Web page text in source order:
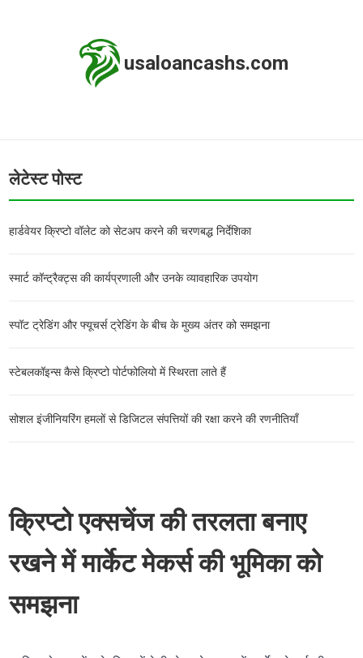
usaloancashs.com
लेटेस्ट पोस्ट
हार्डवेयर क्रिप्टो वॉलेट को सेटअप करने की चरणबद्ध निर्देशिका
स्मार्ट कॉन्ट्रैक्ट्स की कार्यप्रणाली और उनके व्यावहारिक उपयोग
स्पॉट ट्रेडिंग और फ्यूचर्स ट्रेडिंग के बीच के मुख्य अंतर को समझना
स्टेबलकॉइन्स कैसे क्रिप्टो पोर्टफोलियो में स्थिरता लाते हैं
सोशल इंजीनियरिंग हमलों से डिजिटल संपत्तियों की रक्षा करने की रणनीतियाँ
क्रिप्टो एक्सचेंज की तरलता बनाए
रखने में मार्केट मेकर्स की भूमिका को
समझना